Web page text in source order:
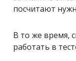
посчитают
В то же время,
работать в